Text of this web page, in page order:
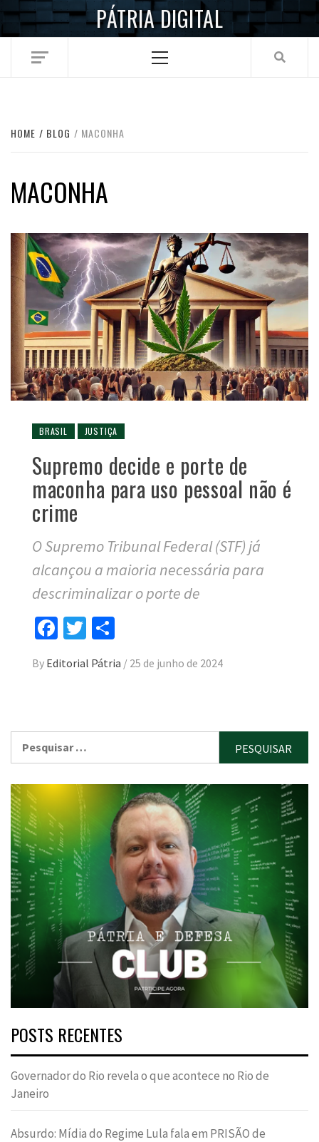
Skip
PÁTRIA DIGITAL
Menu
HOME BLOG MACONHA
MACONHA
BRASIL JUSTIÇA
Supremo decide e porte de
maconha para uso pessoal não é
crime
O Supremo Tribunal Federal (STF) já
alcançou a maioria necessária para
descriminalizar o porte de
Facebook
Twitter
By Editorial Pátria / 25 de junho de 2024
POSTS RECENTES
Governador do Rio revela o que acontece no Rio de
Janeiro
Absurdo: Mídia do Regime Lula fala em PRISÃO de